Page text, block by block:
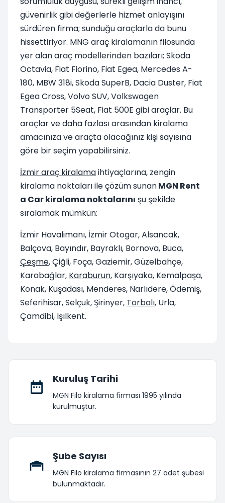
güvenirlik gibi değerlerle hizmet anlayışını
sürdüren firma; sunduğu araçlarla da bunu
hissettiriyor. MNG araç kiralamanın filosunda
yer alan araç modellerinden bazıları; Skoda
Octavia, Fiat Fiorino, Fiat Egea, Mercedes A-
180, MBW 318i, Skoda SuperB, Dacia Duster, Fiat
Egea Cross, Volvo SUV, Volkswagen
Transporter 5Seat, Fiat 500E gibi araçlar. Bu
araçlar ve daha fazlası arasından kiralama
amacınıza ve araçta olacağınız kişi sayısına
göre bir seçim yapabilirsiniz.
İzmir araç kiralamaihtiyaçlarına, zengin
kiralama noktaları ile çözüm sunanMGN Rent
a Car kiralama noktalarını şu şekilde
sıralamak mümkün:
İzmir Havalimanı, İzmir Otogar, Alsancak,
Balçova, Bayındır, Bayraklı, Bornova, Buca,
Çeşme, Çiğli, Foça, Gaziemir, Güzelbahçe,
Karabağlar, Karaburun, Karşıyaka, Kemalpaşa,
Konak, Kuşadası, Menderes, Narlıdere, Ödemiş,
Seferihisar, Selçuk, Şirinyer, Torbalı, Urla,
Çamdibi, Işılkent.
Kuruluş Tarihi
MGN Filo kiralama firması 1995 yılında
kurulmuştur.
Şube Sayısı
MGN Filo kiralama firmasının 27 adet şubesi
bulunmaktadır.